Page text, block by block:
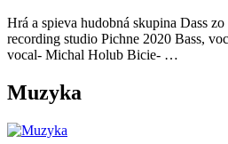
Hrá a spieva hudobná skupina Dass
recording studio Pichne 2020 Bass,
vocal- Michal Holub Bicie- …
Muzyka